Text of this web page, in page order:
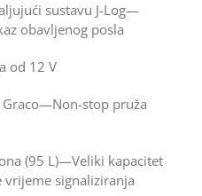
sustavu J-Log—
obavljenog posla
od 12 V
stop pruža
(95 L)—Veliki kapacitet
signaliziranja